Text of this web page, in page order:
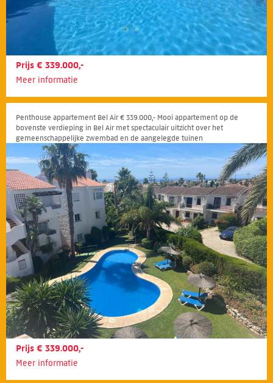
Prijs € 339.000,-
Meer informatie
Penthouse appartement Bel Air € 339.000,- Mooi appartement op de
bovenste verdieping in Bel Air met spectaculair uitzicht over het
gemeenschappelijke zwembad en de aangelegde tuinen
Prijs € 339.000,-
Meer informatie